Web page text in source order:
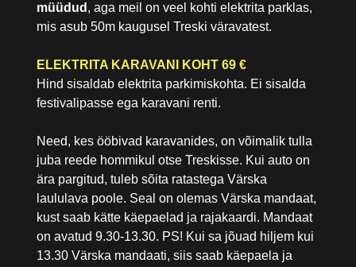
müüdud , aga meil on veel kohti elektrita parklas,
mis asub 50m kaugusel Treski väravatest.
ELEKTRITA KARAVANI KOHT 69 €
Hind sisaldab elektrita parkimiskohta. Ei sisalda
festivalipasse ega karavani renti.
Need, kes ööbivad karavanides, on võimalik tulla
juba reede hommikul otse Treskisse. Kui auto on
ära pargitud, tuleb sõita ratastega Värska
laululava poole. Seal on olemas Värska mandaat,
kust saab kätte käepaelad ja rajakaardi. Mandaat
on avatud 9.30-13.30. PS! Kui sa jõuad hiljem kui
13.30 Värska mandaati, siis saab käepaela ja